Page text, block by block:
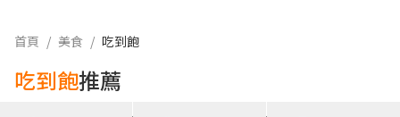
首頁 / 美食 / 吃到飽
吃到飽推薦